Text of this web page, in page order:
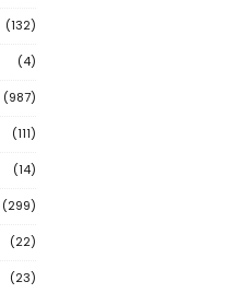
(132)
(4)
(987)
(111)
(14)
(299)
(22)
(23)